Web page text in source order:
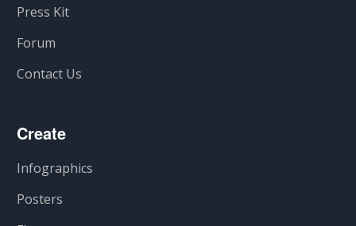
Press Kit
Forum
Contact Us
Create
Infographics
Posters